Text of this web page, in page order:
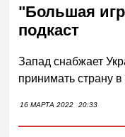
"Большая
подкаст
Запад снабжает
принимать страну
16 МАРТА 2022 20:33